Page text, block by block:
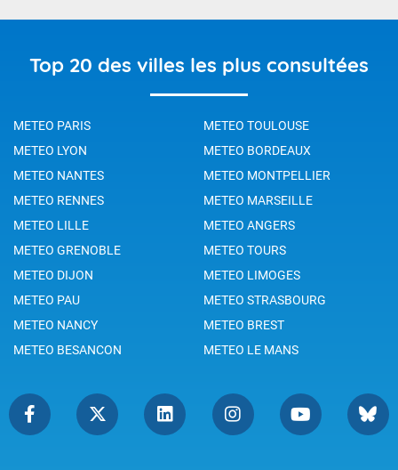
Top 20 des villes les plus consultées
METEO PARIS
METEO TOULOUSE
METEO LYON
METEO BORDEAUX
METEO NANTES
METEO MONTPELLIER
METEO RENNES
METEO MARSEILLE
METEO LILLE
METEO ANGERS
METEO GRENOBLE
METEO TOURS
METEO DIJON
METEO LIMOGES
METEO PAU
METEO STRASBOURG
METEO NANCY
METEO BREST
METEO BESANCON
METEO LE MANS